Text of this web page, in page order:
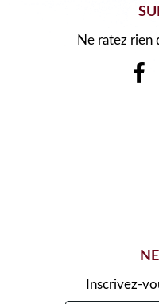
Ne ratez rien
Inscrivez-